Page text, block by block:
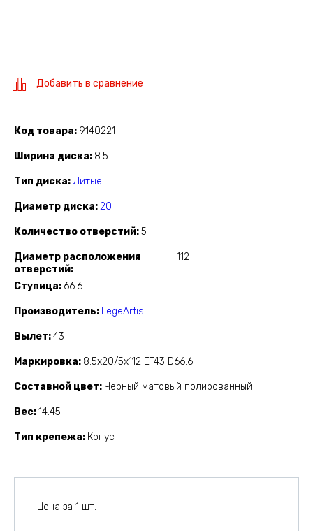
Добавить в сравнение
Код товара 9140221
Ширина диска 8.5
Тип диска Литые
Диаметр диска 20
Количество отверстий 5
Диаметр расположения
отверстий
112
Ступица 66.6
Производитель LegeArtis
Вылет 43
Маркировка 8.5x20/5x112 ET43 D66.6
Составной цвет Черный матовый полированный
Вес 14.45
Тип крепежа Конус
Цена за 1 шт.